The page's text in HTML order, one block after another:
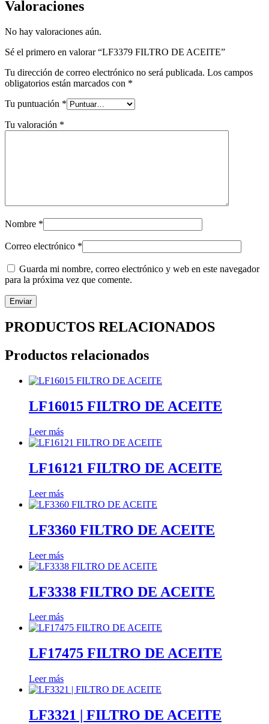
Valoraciones
No hay valoraciones aún.
Sé el primero en valorar “LF3379 FILTRO DE ACEITE”
Tu dirección de correo electrónico no será publicada. Los campos
obligatorios están marcados con *
Tu puntuación *
Tu valoración *
Nombre *
Correo electrónico *
Guarda mi nombre, correo electrónico y web en este navegador
para la próxima vez que comente.
PRODUCTOS RELACIONADOS
Productos relacionados
LF16015 FILTRO DE ACEITE
Leer más
LF16121 FILTRO DE ACEITE
Leer más
LF3360 FILTRO DE ACEITE
Leer más
LF3338 FILTRO DE ACEITE
Leer más
LF17475 FILTRO DE ACEITE
Leer más
LF3321 | FILTRO DE ACEITE